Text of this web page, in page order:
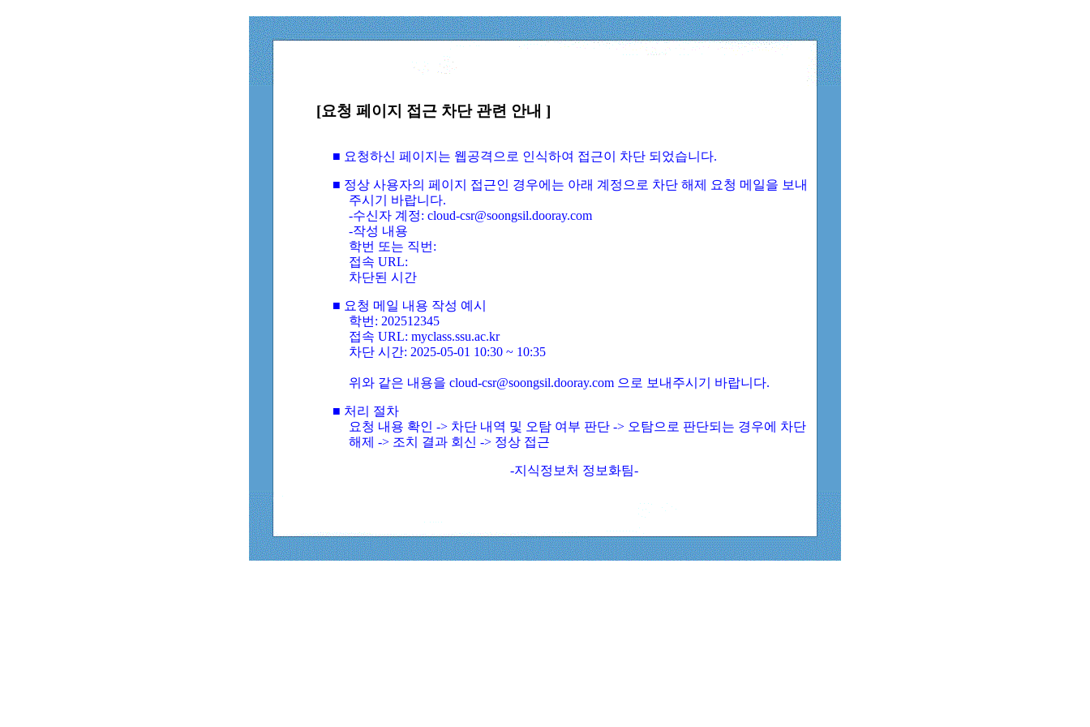
[요청 페이지 접근 차단 관련 안내 ]
■ 요청하신 페이지는 웹공격으로 인식하여 접근이 차단 되었습니다.
■ 정상 사용자의 페이지 접근인 경우에는 아래 계정으로 차단 해제 요청 메일을 보내
주시기 바랍니다.
-수신자 계정: cloud-csr@soongsil.dooray.com
-작성 내용
학번 또는 직번:
접속 URL:
차단된 시간
■ 요청 메일 내용 작성 예시
학번: 202512345
접속 URL: myclass.ssu.ac.kr
차단 시간: 2025-05-01 10:30 ~ 10:35
위와 같은 내용을 cloud-csr@soongsil.dooray.com 으로 보내주시기 바랍니다.
■ 처리 절차
요청 내용 확인 -> 차단 내역 및 오탐 여부 판단 -> 오탐으로 판단되는 경우에 차단
해제 -> 조치 결과 회신 -> 정상 접근
-지식정보처 정보화팀-